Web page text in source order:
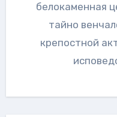
белокаменная
тайно
крепостной